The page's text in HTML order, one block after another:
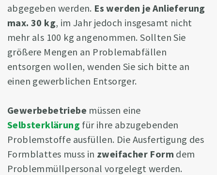
abgegeben werden. Es werden je Anlieferung
max. 30 kg, im Jahr jedoch insgesamt nicht
mehr als 100 kg angenommen. Sollten Sie
größere Mengen an Problemabfällen
entsorgen wollen, wenden Sie sich bitte an
einen gewerblichen Entsorger.
Gewerbebetriebe müssen eine
Selbsterklärung für ihre abzugebenden
Problemstoffe ausfüllen. Die Ausfertigung des
Formblattes muss in zweifacher Form dem
Problemmüllpersonal vorgelegt werden.